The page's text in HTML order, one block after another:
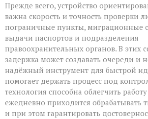
Прежде всего, устройство
важна скорость и точность проверки
пограничные пункты, миграционные
выдачи паспортов и подразделения
правоохранительных органов. В этих
задержка может создавать очереди и
надёжный инструмент для быстрой
помогает держать процесс под
технология способна облегчить
ежедневно приходится обрабатывать
и при этом гарантировать